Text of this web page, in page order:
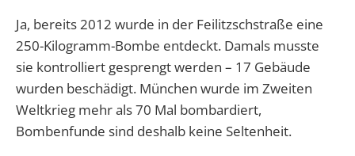
Ja, bereits 2012 wurde in der Feilitzschstraße eine
250-Kilogramm-Bombe entdeckt. Damals musste
sie kontrolliert gesprengt werden – 17 Gebäude
wurden beschädigt. München wurde im Zweiten
Weltkrieg mehr als 70 Mal bombardiert,
Bombenfunde sind deshalb keine Seltenheit.